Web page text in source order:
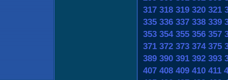
317 318 319 320 321
335 336 337 338 339
353 354 355 356 357
371 372 373 374 375
389 390 391 392 393
407 408 409 410 411